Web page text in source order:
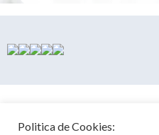
HORÁRIO DE
Politica de Cookies: